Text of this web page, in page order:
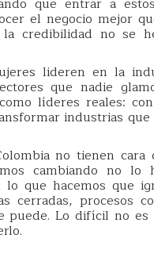
el negocio mejor
credibilidad no se
lideren en la
que nadie
líderes reales:
industrias
no tienen cara
cambiando no lo
que hacemos que
cerradas, procesos
puede. Lo difícil no